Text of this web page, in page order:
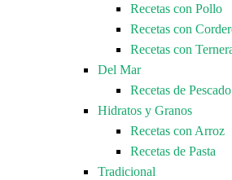
Recetas con Pollo
Recetas con
Recetas con
Del Mar
Recetas de
Hidratos y Granos
Recetas con Arroz
Recetas de Pasta
Tradicional